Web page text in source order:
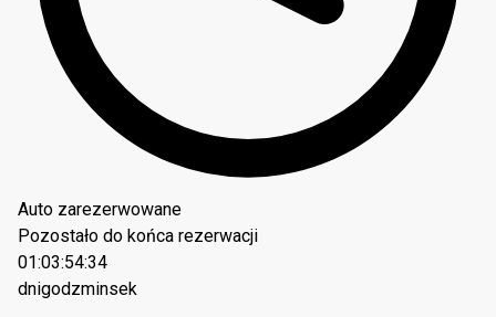
Auto zarezerwowane
Pozostało do końca rezerwacji
01:03:54:33
dnigodzminsek